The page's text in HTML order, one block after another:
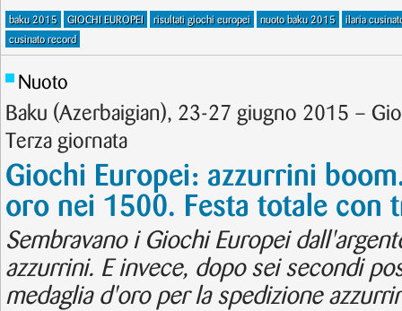
baku 2015 GIOCHI EUROPEI risultati giochi europei nuoto baku 2015
ilaria
cusinato record
Nuoto
Baku (Azerbaigian), 23-27 giugno 2015 –
Terza giornata
Giochi Europei: azzurrini
oro nei 1500. Festa totale con
Sembravano i Giochi Europei
azzurrini. E invece, dopo sei secondi
medaglia d'oro per la spedizione